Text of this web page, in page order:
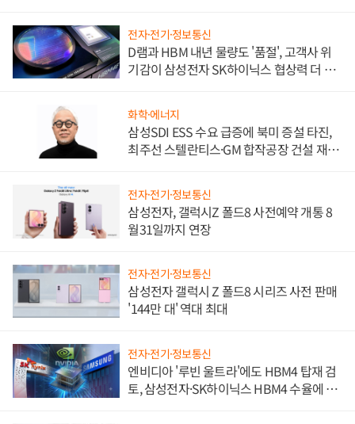
전자·전기·정보통신
D램과 HBM 내년 물량도 '품절', 고객사 위
기감이 삼성전자 SK하이닉스 협상력 더 키
화학·에너지
삼성SDI ESS 수요 급증에 북미 증설 타진,
최주선 스텔란티스·GM 합작공장 건설 재추
전자·전기·정보통신
삼성전자, 갤럭시Z 폴드8 사전예약 개통 8
월31일까지 연장
전자·전기·정보통신
삼성전자 갤럭시 Z 폴드8 시리즈 사전 판매
'144만 대' 역대 최대
전자·전기·정보통신
엔비디아 '루빈 울트라'에도 HBM4 탑재 검
토, 삼성전자·SK하이닉스 HBM4 수율에 주